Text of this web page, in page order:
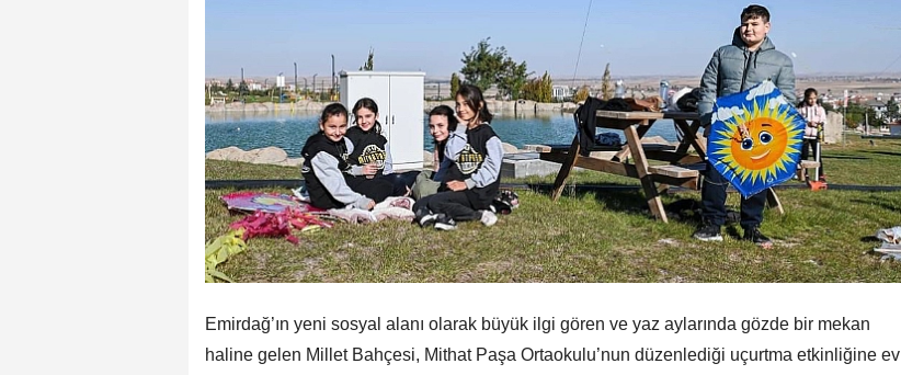
Emirdağ’ın yeni sosyal alanı olarak büyük ilgi gören ve yaz aylarında gözde bir mekan
haline gelen Millet Bahçesi, Mithat Paşa Ortaokulu’nun düzenlediği uçurtma etkinliğine ev